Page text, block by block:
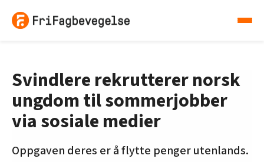
Svindlere rekrutterer norsk
ungdom til sommerjobber
via sosiale medier
Oppgaven deres er å flytte penger utenlands.